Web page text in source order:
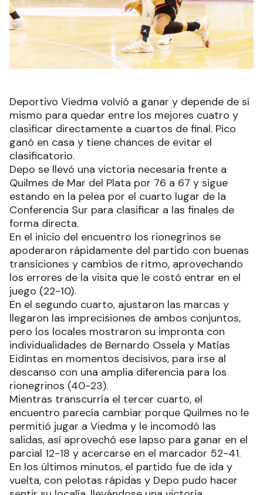
Deportivo Viedma volvió a ganar y depende de sí
mismo para quedar entre los mejores cuatro y
clasificar directamente a cuartos de final. Pico
ganó en casa y tiene chances de evitar el
clasificatorio.
Depo se llevó una victoria necesaria frente a
Quilmes de Mar del Plata por 76 a 67 y sigue
estando en la pelea por el cuarto lugar de la
Conferencia Sur para clasificar a las finales de
forma directa.
En el inicio del encuentro los rionegrinos se
apoderaron rápidamente del partido con buenas
transiciones y cambios de ritmo, aprovechando
los errores de la visita que le costó entrar en el
juego (22-10).
En el segundo cuarto, ajustaron las marcas y
llegaron las imprecisiones de ambos conjuntos,
pero los locales mostraron su impronta con
individualidades de Bernardo Ossela y Matías
Eidintas en momentos decisivos, para irse al
descanso con una amplia diferencia para los
rionegrinos (40-23).
Mientras transcurría el tercer cuarto, el
encuentro parecía cambiar porque Quilmes no le
permitió jugar a Viedma y le incomodó las
salidas, así aprovechó ese lapso para ganar en el
parcial 12-18 y acercarse en el marcador 52-41.
En los últimos minutos, el partido fue de ida y
vuelta, con pelotas rápidas y Depo pudo hacer